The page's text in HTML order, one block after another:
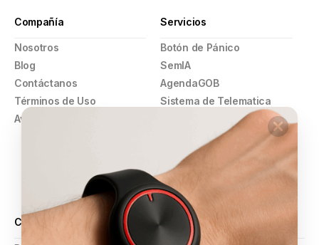
Compañía
Nosotros
Blog
Contáctanos
Términos de Uso
Aviso de Privacidad
Servicios
Botón de Pánico
SemIA
AgendaGOB
Sistema de Telematica
Pulsera Violeta
Botón de Pánico
Comercios
Alarmas y Video Vigilancia
Certificaciones